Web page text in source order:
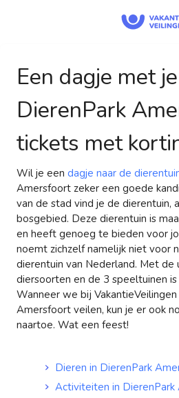
Een dagje met
DierenPark
tickets met
Wil je een dagje naar de
Amersfoort zeker een goede
van de stad vind je de dierentuin,
bosgebied. Deze dierentuin is
en heeft genoeg te bieden voor
noemt zichzelf namelijk niet voor
dierentuin van Nederland. Met de
diersoorten en de 3 speeltuinen
Wanneer we bij
Amersfoort veilen, kun je er ook
naartoe. Wat een feest!
Dieren in DierenPark
Activiteiten in